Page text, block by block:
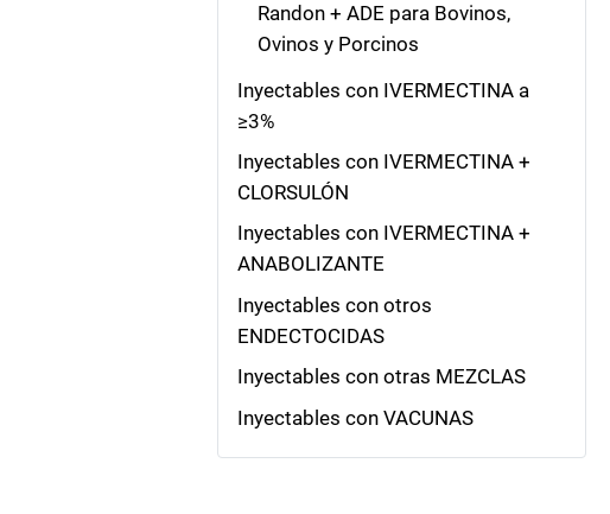
Randon + ADE para Bovinos,
Ovinos y Porcinos
Inyectables con IVERMECTINA a
≥3%
Inyectables con IVERMECTINA +
CLORSULÓN
Inyectables con IVERMECTINA +
ANABOLIZANTE
Inyectables con otros
ENDECTOCIDAS
Inyectables con otras MEZCLAS
Inyectables con VACUNAS